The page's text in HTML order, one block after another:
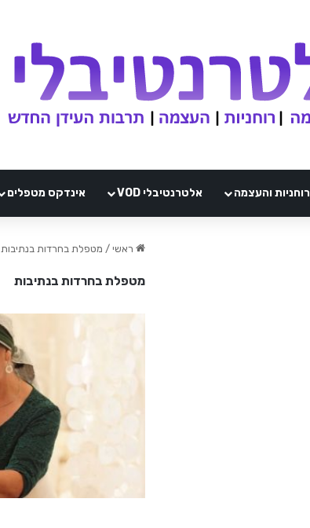
רוחניות והעצמה אלטרנטיבלי VOD אינדקס מטפלים
ראשי / מטפלת בחרדות בנתיבות
מטפלת בחרדות בנתיבות